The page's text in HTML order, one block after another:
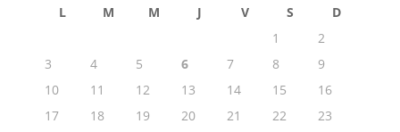
L M M J V S
D
1
2
3
4 5 6 7 8
9
10
11 12 13 14 15
16
17
18 19 20 21 22
23